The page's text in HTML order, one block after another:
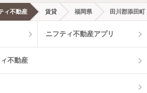
都市ガス
オートロック
ィ不動産 賃貸 福岡県 田川郡添田町
ニフティ不動産アプリ
不動産